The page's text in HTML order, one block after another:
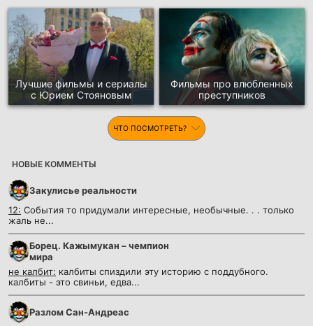
Лучшие фильмы и сериалы
с Юрием Стояновым
Фильмы про влюбленных
преступников
ЧТО ПОСМОТРЕТЬ?
НОВЫЕ КОММЕНТЫ
Закулисье реальности
12: События то придумали интересные, необычные. . . только
жаль не...
Борец. Кажымукан – чемпион
мира
не калбит: калбиты спиздили эту историю с поддубного.
калбиты - это свиньи, едва...
Разлом Сан-Андреас